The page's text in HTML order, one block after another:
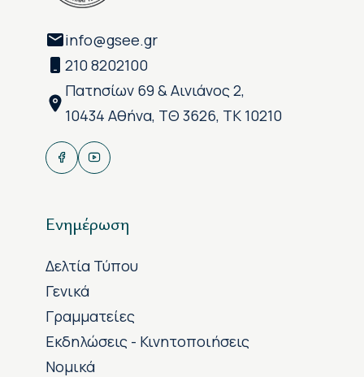
info@gsee.gr
210 8202100
Πατησίων 69 & Αινιάνος 2,
10434 Αθήνα, ΤΘ 3626, ΤΚ 10210
Ενημέρωση
Δελτία Τύπου
Γενικά
Γραμματείες
Εκδηλώσεις - Κινητοποιήσεις
Νομικά